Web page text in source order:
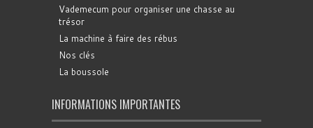
Vademecum pour organiser une chasse au
trésor
La machine à faire des rébus
Nos clés
La boussole
INFORMATIONS IMPORTANTES